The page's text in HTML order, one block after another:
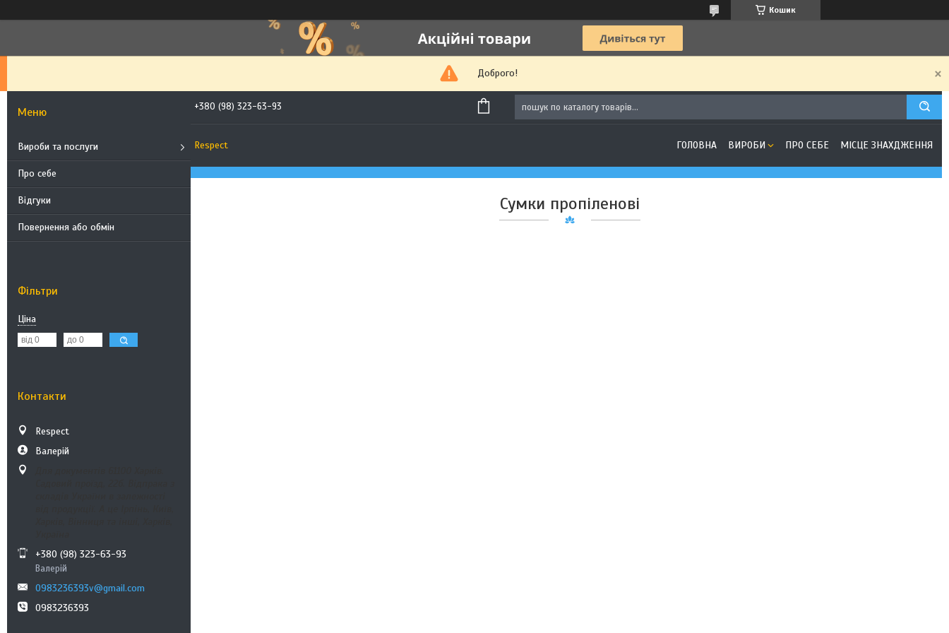
Кошик
Доброго!
Вироби та послуги
Про себе
Відгуки
Повернення або обмін
Фільтри
Ціна
Контакти
Respect
Валерій
+380 (98) 323-63-93
Валерій
0983236393v@gmail.com
0983236393
+380 (98) 323-63-93
Respect ГОЛОВНА ВИРОБИ ПРО СЕБЕ МІСЦЕ ЗНАХДЖЕННЯ
Сумки пропіленові